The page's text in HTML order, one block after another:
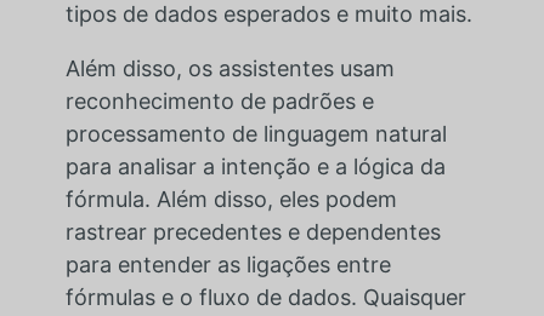
tipos de dados esperados e muito mais.
Além disso, os assistentes usam
reconhecimento de padrões e
processamento de linguagem natural
para analisar a intenção e a lógica da
fórmula. Além disso, eles podem
rastrear precedentes e dependentes
para entender as ligações entre
fórmulas e o fluxo de dados. Quaisquer